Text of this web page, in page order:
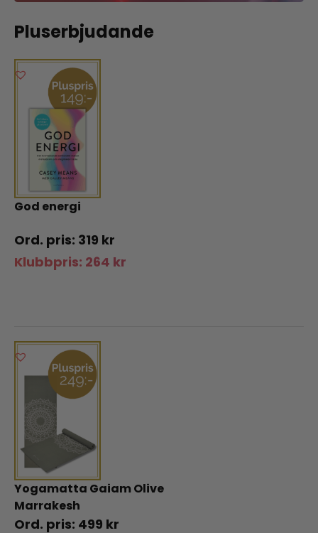
Pluserbjudande
God energi
319 kr
Klubbpris: 264 kr
Yogamatta Gaiam Olive
Marrakesh
499 kr